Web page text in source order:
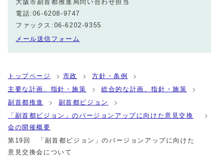
大阪市副首都推進局問い合わせ担当
電話:06-6208-9747
ファックス:06-6202-9355
メール送信フォーム
トップページ 市政
方針・条例
主要な計画、指針・施策
総合的な計画、指針・施策
副首都推進
副首都ビジョン
「副首都ビジョン」のバージョンアップに向けた意見交換
会の開催概要
第19回 「副首都ビジョン」のバージョンアップに向けた
意見交換会について